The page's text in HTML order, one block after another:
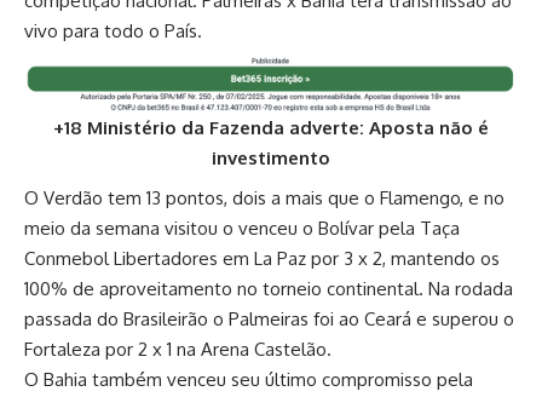
vivo para todo o País.
+18 Ministério da Fazenda adverte: Aposta não é
investimento
O Verdão tem 13 pontos, dois a mais que o Flamengo, e no
meio da semana visitou o venceu o Bolívar pela Taça
Conmebol Libertadores em La Paz por 3 x 2, mantendo os
100% de aproveitamento no torneio continental. Na rodada
passada do Brasileirão o Palmeiras foi ao Ceará e superou o
Fortaleza por 2 x 1 na Arena Castelão.
O Bahia também venceu seu último compromisso pela